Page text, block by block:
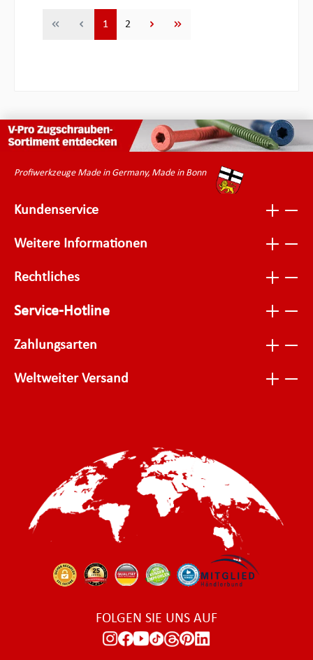
Seite
1 Seite
2
Profiwerkzeuge Made in Germany, Made in Bonn
Kundenservice
Weitere Informationen
Rechtliches
Service-Hotline
Zahlungsarten
Weltweiter Versand
FOLGEN SIE UNS AUF